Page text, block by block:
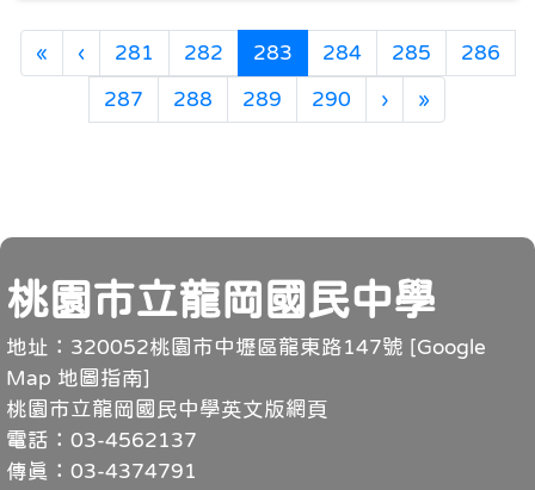
«第一頁
‹上一頁
281 282 283(目前頁次)
284 285 286
287 288 289 290 ›下一頁
»
頁尾
桃園市立龍岡國民中學
地址：320052桃園市中壢區龍東路147號 [Google
Map 地圖指南]
桃園市立龍岡國民中學英文版網頁
電話：03-4562137
傳真：03-4374791